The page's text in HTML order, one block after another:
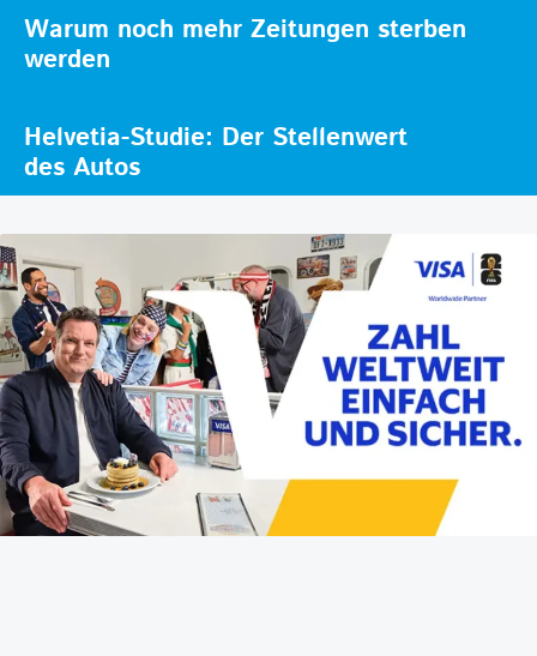
Warum noch mehr Zeitungen sterben
werden
Helvetia-Studie: Der Stellenwert
des Autos